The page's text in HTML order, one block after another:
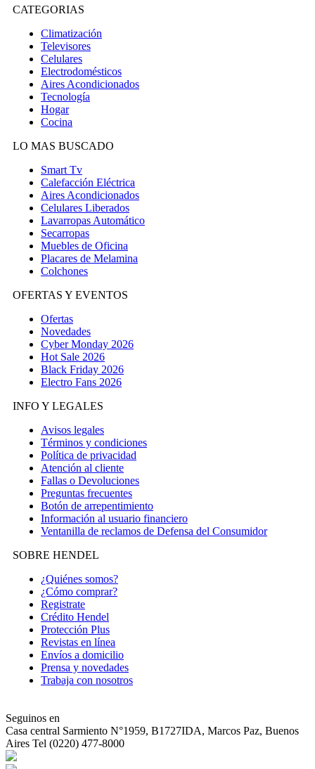
CATEGORIAS
Climatización
Televisores
Celulares
Electrodomésticos
Aires Acondicionados
Tecnología
Hogar
Cocina
LO MAS BUSCADO
Smart Tv
Calefacción Eléctrica
Aires Acondicionados
Celulares Liberados
Lavarropas Automático
Secarropas
Muebles de Oficina
Placares de Melamina
Colchones
OFERTAS Y EVENTOS
Ofertas
Novedades
Cyber Monday 2026
Hot Sale 2026
Black Friday 2026
Electro Fans 2026
INFO Y LEGALES
Avisos legales
Términos y condiciones
Política de privacidad
Atención al cliente
Fallas o Devoluciones
Preguntas frecuentes
Botón de arrepentimiento
Información al usuario financiero
Ventanilla de reclamos de Defensa del Consumidor
SOBRE HENDEL
¿Quiénes somos?
¿Cómo comprar?
Registrate
Crédito Hendel
Protección Plus
Revistas en línea
Envíos a domicilio
Prensa y novedades
Trabaja con nosotros
Seguinos en
Casa central Sarmiento N°1959, B1727IDA, Marcos Paz, Buenos
Aires Tel (0220) 477-8000